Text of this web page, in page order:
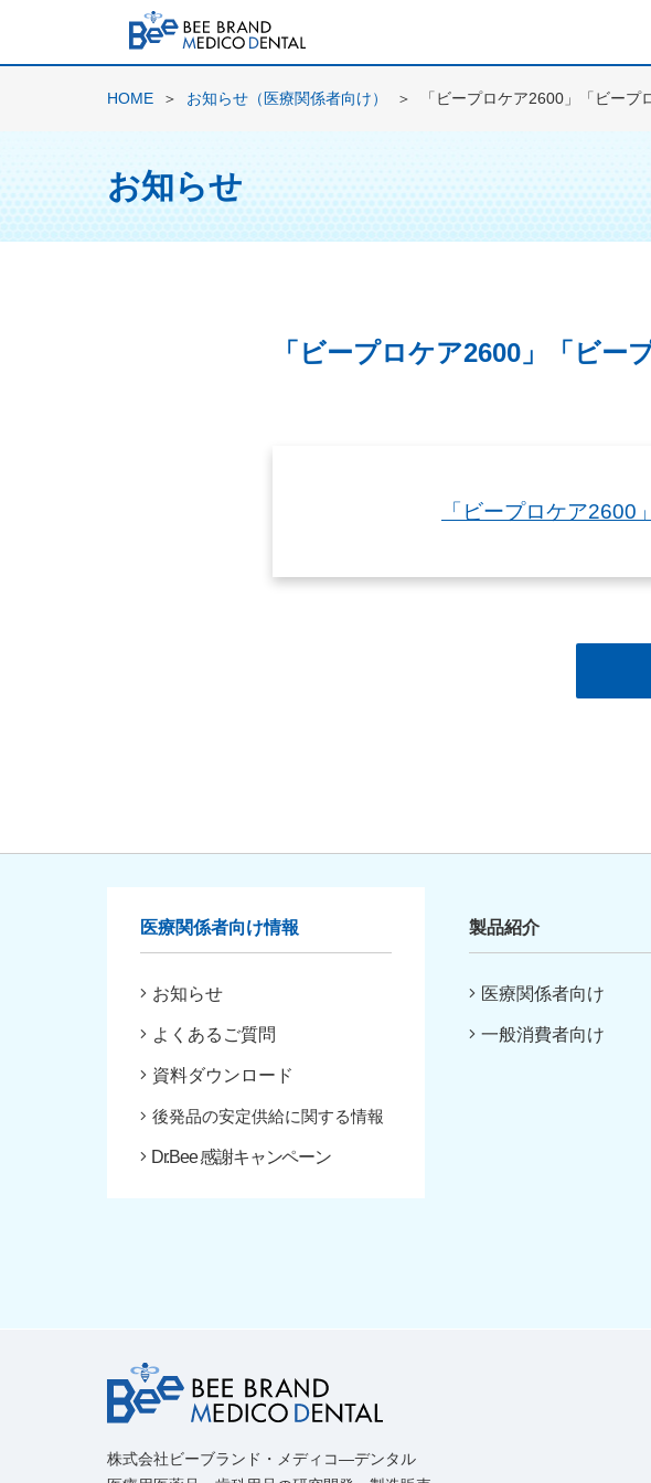
HOME お知らせ（医療関係者向け） 「ビープロケア2600」「ビープ
お知らせ
「ビープロケア2600」「ビー
「ビープロケア
医療関係者向け情報
お知らせ
よくあるご質問
資料ダウンロード
後発品の安定供給に関する情報
Dr.Bee 感謝キャンペーン
製品紹介
医療関係者向け
一般消費者向け
株式会社ビーブランド・メディコ―デンタル